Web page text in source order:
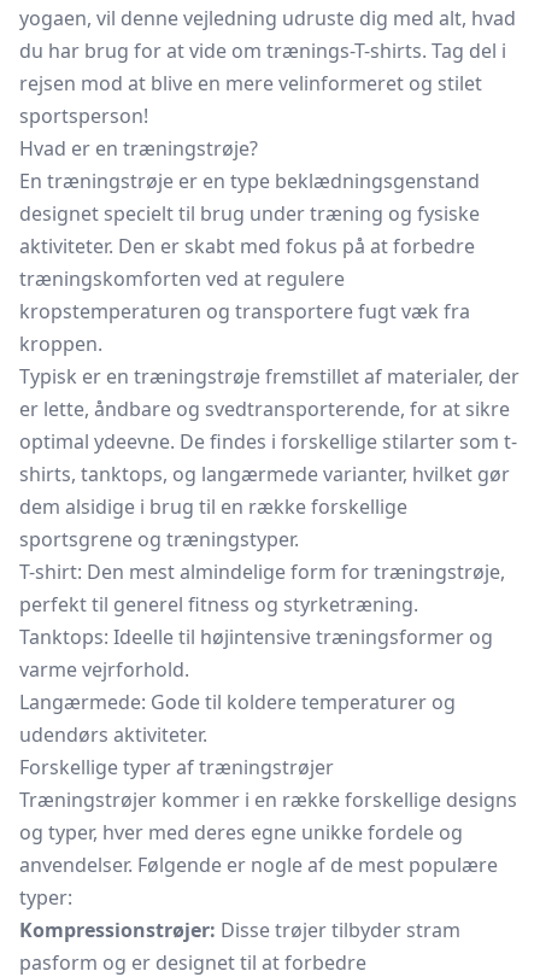
yogaen, vil denne vejledning udruste dig med alt, hvad
du har brug for at vide om trænings-T-shirts. Tag del i
rejsen mod at blive en mere velinformeret og stilet
sportsperson!
Hvad er en træningstrøje?
En træningstrøje er en type beklædningsgenstand
designet specielt til brug under træning og fysiske
aktiviteter. Den er skabt med fokus på at forbedre
træningskomforten ved at regulere
kropstemperaturen og transportere fugt væk fra
kroppen.
Typisk er en træningstrøje fremstillet af materialer, der
er lette, åndbare og svedtransporterende, for at sikre
optimal ydeevne. De findes i forskellige stilarter som t-
shirts, tanktops, og langærmede varianter, hvilket gør
dem alsidige i brug til en række forskellige
sportsgrene og træningstyper.
T-shirt: Den mest almindelige form for træningstrøje,
perfekt til generel fitness og styrketræning.
Tanktops: Ideelle til højintensive træningsformer og
varme vejrforhold.
Langærmede: Gode til koldere temperaturer og
udendørs aktiviteter.
Forskellige typer af træningstrøjer
Træningstrøjer kommer i en række forskellige designs
og typer, hver med deres egne unikke fordele og
anvendelser. Følgende er nogle af de mest populære
typer:
Kompressionstrøjer: Disse trøjer tilbyder stram
pasform og er designet til at forbedre